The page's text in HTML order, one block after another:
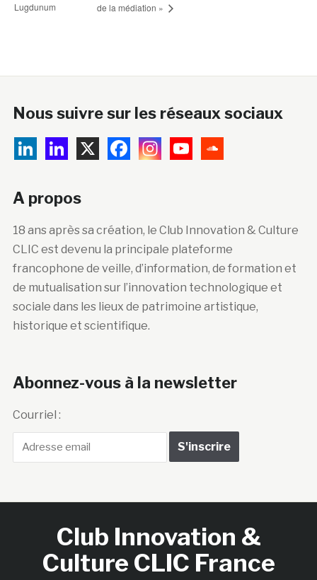
Lugdunum
de la médiation »
Nous suivre sur les réseaux sociaux
A propos
18 ans après sa création, le Club Innovation & Culture
CLIC est devenu la principale plateforme
francophone de veille, d’information, de formation et
de mutualisation sur l’innovation technologique et
sociale dans les lieux de patrimoine artistique,
historique et scientifique.
Abonnez-vous à la newsletter
Courriel :
Club Innovation &
Culture CLIC France